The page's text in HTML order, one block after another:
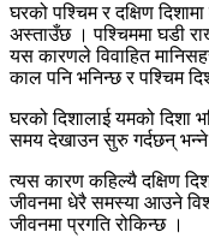
घरको पश्चिम र दक्षिण
अस्ताउँछ । पश्चिममा घडी
यस कारणले विवाहित
काल पनि भनिन्छ र पश्चिम
घरको दिशालाई यमको दिशा
समय देखाउन सुरु गर्दछन् भन्ने
त्यस कारण कहिल्यै दक्षिण
जीवनमा धेरै समस्या आउने
जीवनमा प्रगति रोकिन्छ ।